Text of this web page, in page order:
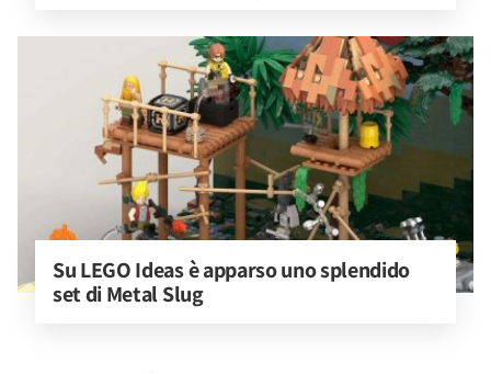
Su LEGO Ideas è apparso uno splendido
set di Metal Slug